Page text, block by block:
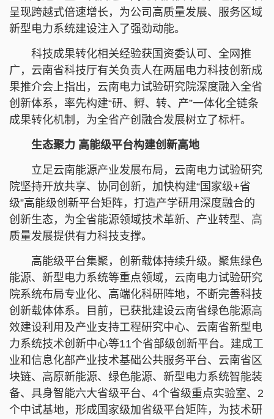
呈现跨越式倍速增长，为公司高质量发展、服务区域
新型电力系统建设注入了强劲动能。
科技成果转化相关经验获国资委认可、全网推
广，云南省科技厅有关负责人在两届电力科技创新成
果推介会上指出，云南电力试验研究院深度融入全省
创新体系，率先构建“研、孵、转、产”一体化全链条
成果转化机制，为全省产创融合发展树立了标杆。
生态聚力 高能级平台构建创新高地
立足云南能源产业发展布局，云南电力试验研究
院坚持开放共享、协同创新，加快构建“国家级+省
级”高能级创新平台矩阵，打造产学研用深度融合的
创新生态，为全省能源领域技术革新、产业转型、高
质量发展提供有力科技支撑。
高能级平台集聚，创新载体持续升级。聚焦绿色
能源、新型电力系统等重点领域，云南电力试验研究
院系统布局专业化、高端化科研阵地，不断完善科技
创新载体体系。目前，已获批建设云南省绿色能源高
效建设利用及产业支持工程研究中心、云南省新型电
力系统技术创新中心等11个省部级创新平台。建成工
业和信息化部产业技术基础公共服务平台、云南省区
块链、高原新能源、绿色能源、新型电力系统智能装
备、具身智能六大省级平台、4个省级重点实验室、2
个中试基地，形成国家级加省级平台矩阵，为技术研